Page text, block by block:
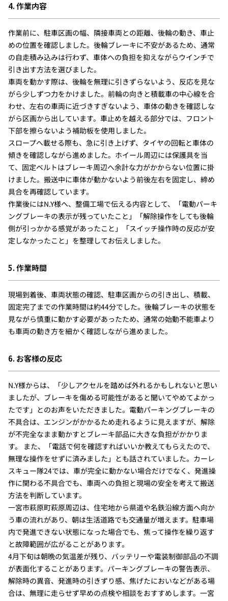
4. 作業内容
作業前に、駐車区画の幅、隣接車両との距離、後輪の動き、車止
めの位置を確認しました。後輪ブレーキに不安があるため、通常
の自走積み込みは行わず、車体への負担を抑えながらウインチで
引き出す方法を選びました。
車両を動かす際は、後輪を無理に引きずらないよう、反応を見な
がら少しずつ力をかけました。前輪の向きと積載車の中心線を合
わせ、左右の車両に近づきすぎないよう、車体の動きを確認しな
がら区画から出しています。車止めを越える部分では、フロント
下部を擦らないよう補助板を使用しました。
スロープへ載せる際も、急に引き上げず、タイヤの回転と車体の
傾きを確認しながら進めました。ホイール周辺には保護具を当
て、固定ベルトはブレーキ周辺へ余計な力がかからない位置に掛
けました。搬送中に車体が動かないよう前後左右を固定し、締め
具合を再確認しています。
作業後にはN.Y様へ、整備工場で伝える内容として、「電動パーキ
ングブレーキの表示が残っていたこと」「解除操作をしても後輪
側が引っかかる感覚があったこと」「スイッチ操作時の反応が安
定しなかったこと」を整理してお伝えしました。
5. 作業時間
現場到着後、車両状態の確認、駐車区画からの引き出し、積載、
固定完了までの作業時間は約44分でした。後輪ブレーキの状態を
見ながら慎重に動かす必要があったため、通常の始動不能車より
も車両の動き方を細かく確認しながら進めました。
6. お客様の反応
N.Y様からは、「少しアクセルを踏めば外れるかもしれないと思い
ましたが、ブレーキを傷める可能性があると聞いてやめてよかっ
たです」とのお声をいただきました。電動パーキングブレーキの
不具合は、エンジンがかかるため走れるように見えますが、解除
が不完全なまま動かすとブレーキ部品に大きな負担がかかりま
す。 また、「電話で何を確認すればいいか教えてもらえたので、
無理な操作をせずに済みました」とも話されていました。カーレ
スキュー隊24では、車が完全に動かない場合だけでなく、発進操
作に関わる不具合でも、車両への負担と現場の安全を考えて搬送
方法を判断しています。
一宮市萩原町萩原周辺は、住宅地から県道や名鉄沿線方面へ向か
う車の流れがあり、朝は生活道路でも交通量が増えます。駐車場
内で発進できない状態になった場合でも、焦って操作を繰り返す
と故障範囲が広がることがあります。
4月下旬は朝晩の気温差が残り、バッテリーや電装制御部品の不調
が表面化することがあります。パーキングブレーキの警告表示、
解除時の異音、発進時の引きずり感、焦げたにおいなどがある場
合は、無理に走らせず早めの点検や相談をおすすめします。一宮